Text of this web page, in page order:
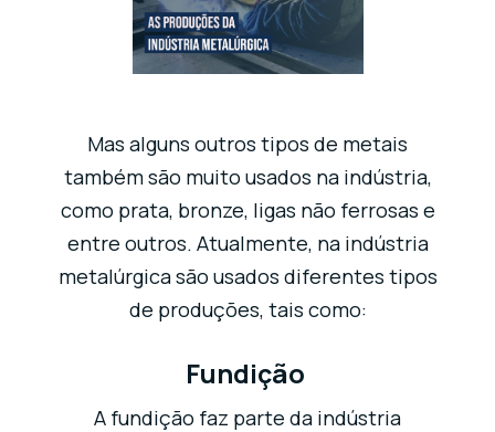
Mas alguns outros tipos de metais
também são muito usados na indústria,
como prata, bronze, ligas não ferrosas e
entre outros. Atualmente, na indústria
metalúrgica são usados diferentes tipos
de produções, tais como:
Fundição
A fundição faz parte da indústria